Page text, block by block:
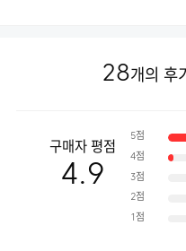
28개의 후기
구매자 평점
4.9
5점
4점
3점
2점
1점